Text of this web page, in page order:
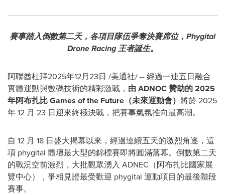
賽事踏入倒數第二天，各項目隊伍爭奪決賽席位， Phygital
Drone Racing王者誕生。
阿聯酋杜拜2025年12月23日 /美通社/ -- 經過一連五日融合
實體運動與數碼技術的精彩激戰， 由 ADNOC贊助的2025
年阿布扎比Games of the Future （未來運動會） 將於 2025
年 12 月 23 日迎來終極決戰，把賽事氣氛推向最高潮。
自 12 月 18 日盛大揭幕以來，經過連續五天的激烈角逐，這
項 phygital 體壇最大型的錦標賽即將圓滿落幕。倒數第二天
的戰況空前激烈，大批觀眾湧入 ADNEC（阿布扎比國家展
覽中心），爭相見證最受歡迎 phygital 運動項目的最後階段
賽事。